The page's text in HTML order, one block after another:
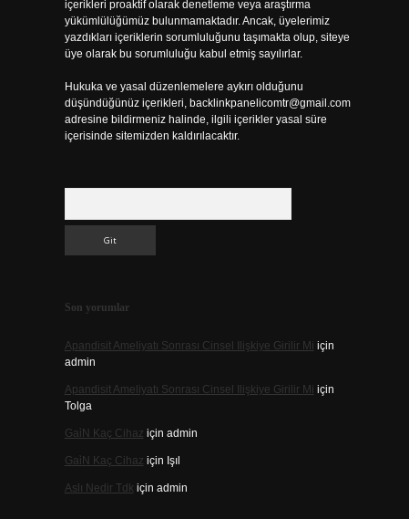
içerikleri proaktif olarak denetleme veya araştırma
yükümlülüğümüz bulunmamaktadır. Ancak, üyelerimiz
yazdıkları içeriklerin sorumluluğunu taşımakta olup, siteye
üye olarak bu sorumluluğu kabul etmiş sayılırlar.
Hukuka ve yasal düzenlemelere aykırı olduğunu
düşündüğünüz içerikleri, backlinkpanelicomtr@gmail.com
adresine bildirmeniz halinde, ilgili içerikler yasal süre
içerisinde sitemizden kaldırılacaktır.
Son yorumlar
Apandisit Ameliyatı Sonrası Cinsel Ilişkiye Girilir Mi için
admin
Apandisit Ameliyatı Sonrası Cinsel Ilişkiye Girilir Mi için
Tolga
Gai̇N Kaç Cihaz için admin
Gai̇N Kaç Cihaz için Işıl
Aslı Nedir Tdk için admin